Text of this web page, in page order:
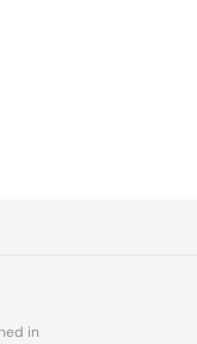
in